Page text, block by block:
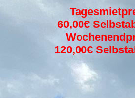
60,00€
120,00€